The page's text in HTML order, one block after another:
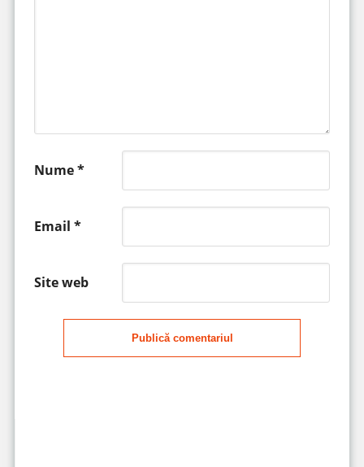
Nume*
Email *
Site web
Publică comentariul